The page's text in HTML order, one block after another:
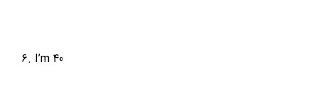
6. I’m 40